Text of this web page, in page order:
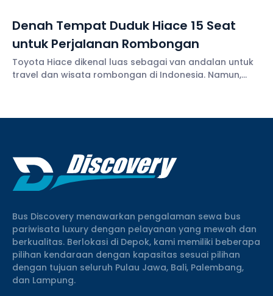
Denah Tempat Duduk Hiace 15 Seat
untuk Perjalanan Rombongan
Toyota Hiace dikenal luas sebagai van andalan untuk
travel dan wisata rombongan di Indonesia. Namun,
Bus Discovery menawarkan pengalaman sewa bus
pariwisata luxury dengan pelayanan yang mewah dan
berkualitas. Berlokasi di Depok, kami memiliki beberapa
pilihan kendaraan dengan kapasitas sesuai pilihan
dengan tujuan seluruh Pulau Jawa, Bali, Palembang,
dan Lampung.